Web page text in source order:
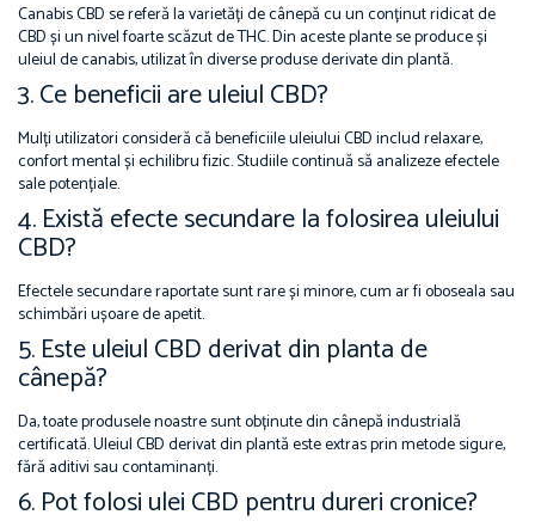
Canabis CBD se referă la varietăți de cânepă cu un conținut ridicat de
CBD și un nivel foarte scăzut de THC. Din aceste plante se produce și
uleiul de canabis, utilizat în diverse produse derivate din plantă.
3. Ce beneficii are uleiul CBD?
Mulți utilizatori consideră că beneficiile uleiului CBD includ relaxare,
confort mental și echilibru fizic. Studiile continuă să analizeze efectele
sale potențiale.
4. Există efecte secundare la folosirea uleiului
CBD?
Efectele secundare raportate sunt rare și minore, cum ar fi oboseala sau
schimbări ușoare de apetit.
5. Este uleiul CBD derivat din planta de
cânepă?
Da, toate produsele noastre sunt obținute din cânepă industrială
certificată. Uleiul CBD derivat din plantă este extras prin metode sigure,
fără aditivi sau contaminanți.
6. Pot folosi ulei CBD pentru dureri cronice?